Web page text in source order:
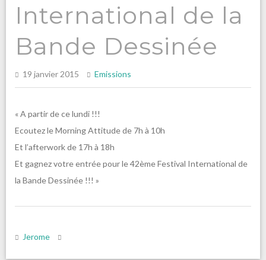
International de la
Bande Dessinée
19 janvier 2015 Emissions
« A partir de ce lundi !!!
Ecoutez le Morning Attitude de 7h à 10h
Et l’afterwork de 17h à 18h
Et gagnez votre entrée pour le 42ème Festival International de
la Bande Dessinée !!! »
Jerome